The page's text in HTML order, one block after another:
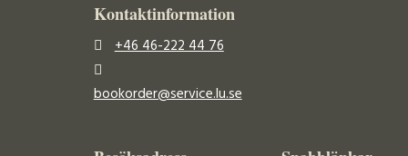
Kontaktinformation
+46 46-222 44 76
bookorder@service.lu.se